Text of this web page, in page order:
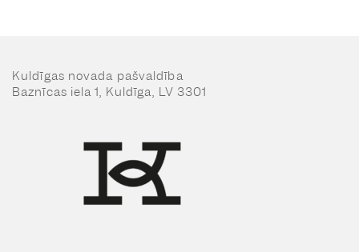
Kuldīgas novada pašvaldība
Baznīcas iela 1, Kuldīga, LV 3301